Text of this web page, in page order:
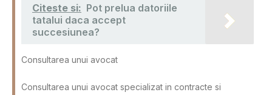
Citeste si: Pot prelua datoriile
tatalui daca accept
succesiunea?
Consultarea unui avocat
Consultarea unui avocat specializat in contracte si